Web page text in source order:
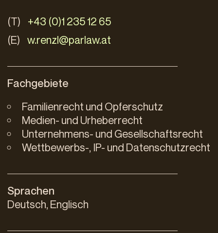
(T)
+43 (0)1 235 12 65
(E)
w.renzl@parlaw.at
Fachgebiete
Familienrecht und Opferschutz
Medien- und Urheberrecht
Unternehmens- und Gesellschaftsrecht
Wettbewerbs-, IP- und Datenschutzrecht
Sprachen
Deutsch, Englisch